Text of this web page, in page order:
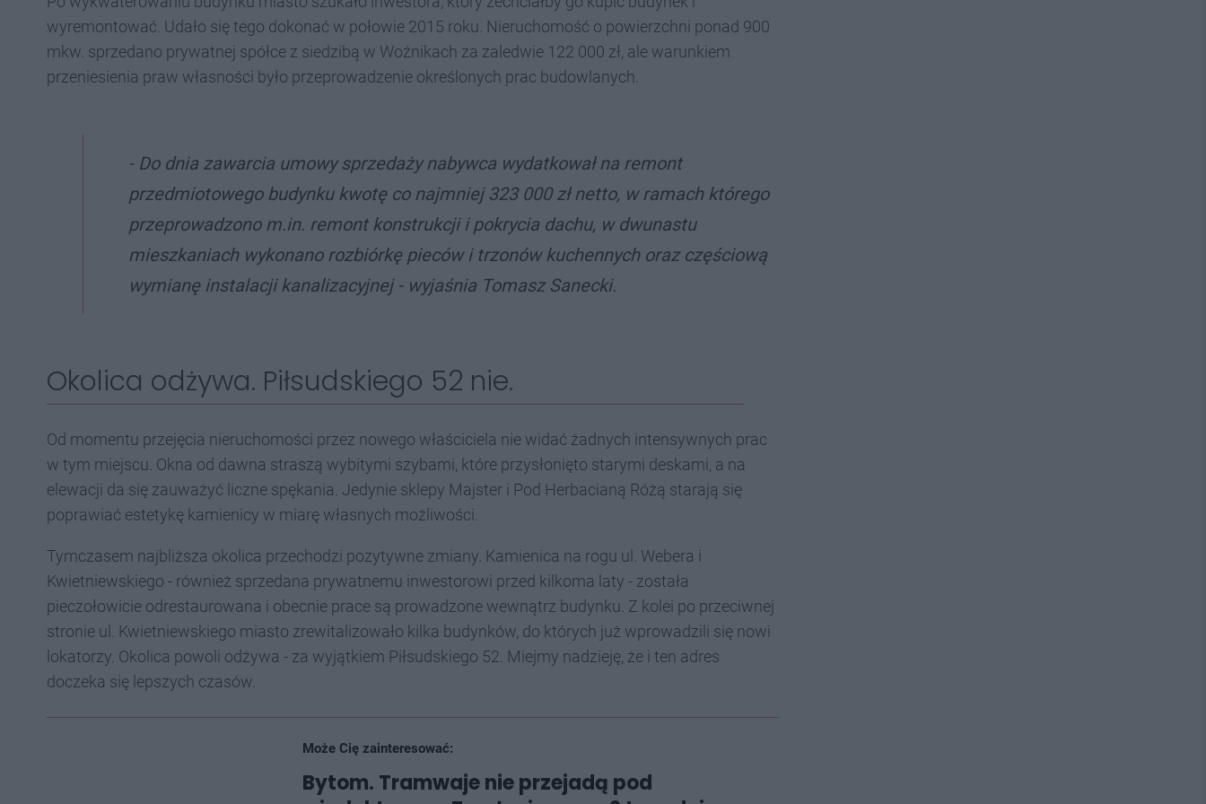
wyremontować. Udało się tego dokonać w połowie 2015 roku. Nieruchomość o powierzchni ponad 900
mkw. sprzedano prywatnej spółce z siedzibą w Woźnikach za zaledwie 122 000 zł, ale warunkiem
przeniesienia praw własności było przeprowadzenie określonych prac budowlanych.
- Do dnia zawarcia umowy sprzedaży nabywca wydatkował na remont
przedmiotowego budynku kwotę co najmniej 323 000 zł netto, w ramach którego
przeprowadzono m.in. remont konstrukcji i pokrycia dachu, w dwunastu
mieszkaniach wykonano rozbiórkę pieców i trzonów kuchennych oraz częściową
wymianę instalacji kanalizacyjnej - wyjaśnia Tomasz Sanecki.
Okolica odżywa. Piłsudskiego 52 nie.
Od momentu przejęcia nieruchomości przez nowego właściciela nie widać żadnych intensywnych prac
w tym miejscu. Okna od dawna straszą wybitymi szybami, które przysłonięto starymi deskami, a na
elewacji da się zauważyć liczne spękania. Jedynie sklepy Majster i Pod Herbacianą Różą starają się
poprawiać estetykę kamienicy w miarę własnych możliwości.
Tymczasem najbliższa okolica przechodzi pozytywne zmiany. Kamienica na rogu ul. Webera i
Kwietniewskiego - również sprzedana prywatnemu inwestorowi przed kilkoma laty - została
pieczołowicie odrestaurowana i obecnie prace są prowadzone wewnątrz budynku. Z kolei po przeciwnej
stronie ul. Kwietniewskiego miasto zrewitalizowało kilka budynków, do których już wprowadzili się nowi
lokatorzy. Okolica powoli odżywa - za wyjątkiem Piłsudskiego 52. Miejmy nadzieję, że i ten adres
doczeka się lepszych czasów.
Może Cię zainteresować:
Bytom. Tramwaje nie przejadą pod